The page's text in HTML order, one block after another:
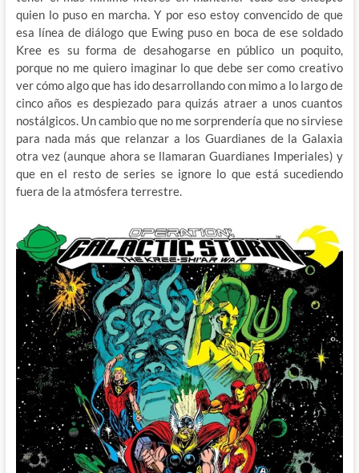
quien lo puso en marcha. Y por eso estoy convencido de que
esa línea de diálogo que Ewing puso en boca de ese soldado
Kree es su forma de desahogarse en público un poquito,
porque no me quiero imaginar lo que debe ser como creativo
ver cómo algo que has ido desarrollando con mimo a lo largo de
cinco años es despiezado para quizás atraer a unos cuantos
nostálgicos. Un cambio que no me sorprendería que no sirviese
para nada más que relanzar a los Guardianes de la Galaxia
otra vez (aunque ahora se llamaran Guardianes Imperiales) y
que en el resto de series se ignore lo que está sucediendo
fuera de la atmósfera terrestre.